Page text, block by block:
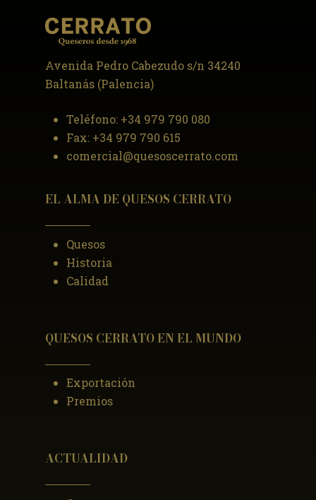
Avenida Pedro Cabezudo s/n 34240
Baltanás (Palencia)
Teléfono: +34 979 790 080
Fax: +34 979 790 615
comercial@quesoscerrato.com
EL ALMA DE QUESOS CERRATO
Quesos
Historia
Calidad
QUESOS CERRATO EN EL MUNDO
Exportación
Premios
ACTUALIDAD